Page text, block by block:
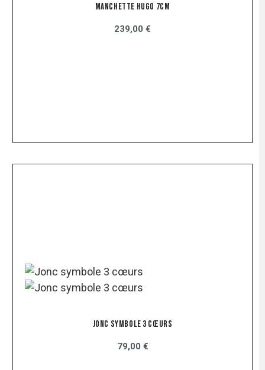
Manchette Hugo 7cm
239,00 €
Jonc Symbole 3 Cœurs
79,00 €